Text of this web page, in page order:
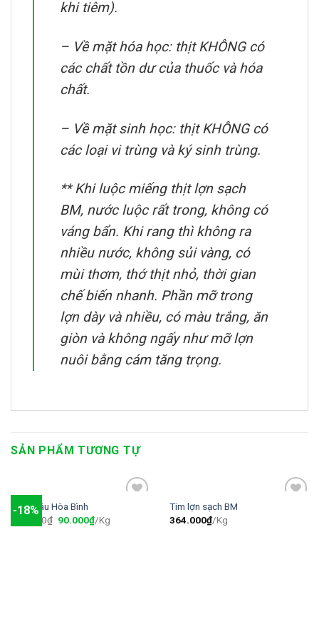
khi tiêm).
– Về mặt hóa học: thịt KHÔNG có
các chất tồn dư của thuốc và hóa
chất.
– Về mặt sinh học: thịt KHÔNG có
các loại vi trùng và ký sinh trùng.
** Khi luộc miếng thịt lợn sạch
BM, nước luộc rất trong, không có
váng bẩn. Khi rang thì không ra
nhiều nước, không sủi vàng, có
mùi thơm, thớ thịt nhỏ, thời gian
chế biến nhanh. Phần mỡ trong
lợn dày và nhiều, có màu trắng, ăn
giòn và không ngấy như mỡ lợn
nuôi bằng cám tăng trọng.
SẢN PHẨM TƯƠNG TỰ
-18%
Chim câu Hòa Bình
110.000₫ 90.000₫/Kg
Tim lợn sạch BM
364.000₫/Kg